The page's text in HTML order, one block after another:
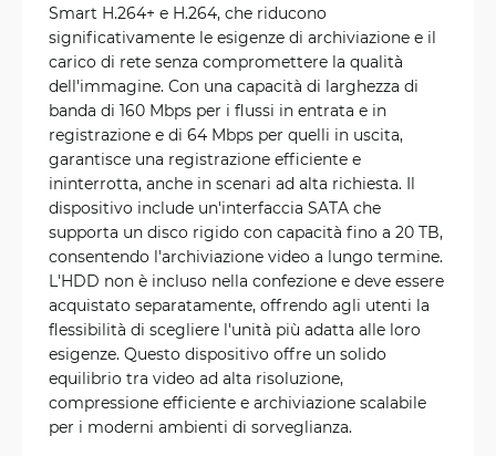
Smart H.264+ e H.264, che riducono
significativamente le esigenze di archiviazione e il
carico di rete senza compromettere la qualità
dell'immagine. Con una capacità di larghezza di
banda di 160 Mbps per i flussi in entrata e in
registrazione e di 64 Mbps per quelli in uscita,
garantisce una registrazione efficiente e
ininterrotta, anche in scenari ad alta richiesta. Il
dispositivo include un'interfaccia SATA che
supporta un disco rigido con capacità fino a 20 TB,
consentendo l'archiviazione video a lungo termine.
L'HDD non è incluso nella confezione e deve essere
acquistato separatamente, offrendo agli utenti la
flessibilità di scegliere l'unità più adatta alle loro
esigenze. Questo dispositivo offre un solido
equilibrio tra video ad alta risoluzione,
compressione efficiente e archiviazione scalabile
per i moderni ambienti di sorveglianza.